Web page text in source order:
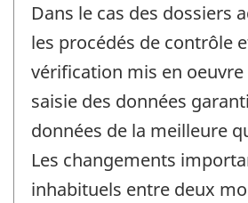
Dans le cas des dossiers
les procédés de contrôle
vérification mis en
saisie des données
données de la meilleure
Les changements
inhabituels entre deux